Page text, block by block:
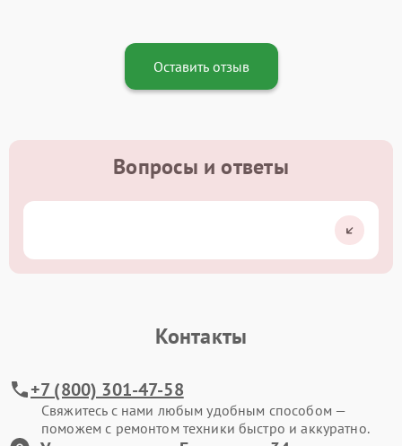
Оставить отзыв
Вопросы и ответы
Контакты
+7 (800) 301-47-58
Свяжитесь с нами любым удобным способом —
поможем с ремонтом техники быстро и аккуратно.